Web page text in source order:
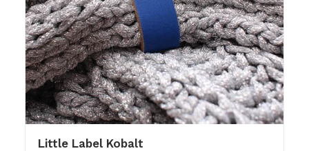
Little Label Kobalt